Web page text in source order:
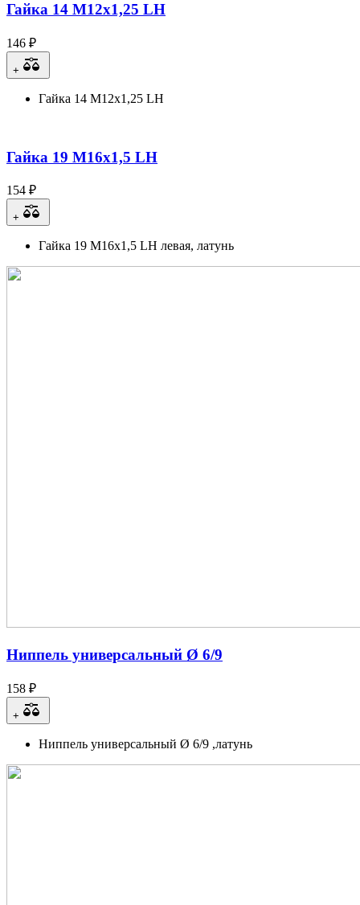
Гайка 14 М12х1,25 LH
146 ₽
+
Гайка 14 М12х1,25 LH
Гайка 19 М16х1,5 LH
154 ₽
+
Гайка 19 М16х1,5 LH левая, латунь
Ниппель универсальный Ø 6/9
158 ₽
+
Ниппель универсальный Ø 6/9 ,латунь